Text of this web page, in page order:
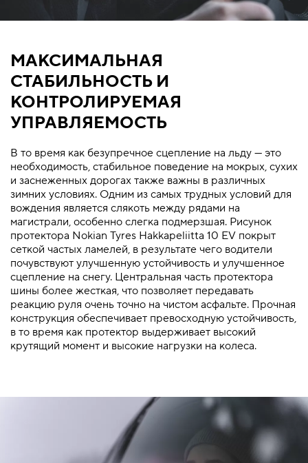
МАКСИМАЛЬНАЯ
СТАБИЛЬНОСТЬ И
КОНТРОЛИРУЕМАЯ
УПРАВЛЯЕМОСТЬ
В то время как безупречное сцепление на льду — это
необходимость, стабильное поведение на мокрых, сухих
и заснеженных дорогах также важны в различных
зимних условиях. Одним из самых трудных условий для
вождения является слякоть между рядами на
магистрали, особенно слегка подмерзшая. Рисунок
протектора Nokian Tyres Hakkapeliitta 10 EV покрыт
сеткой частых ламелей, в результате чего водители
почувствуют улучшенную устойчивость и улучшенное
сцепление на снегу. Центральная часть протектора
шины более жесткая, что позволяет передавать
реакцию руля очень точно на чистом асфальте. Прочная
конструкция обеспечивает превосходную устойчивость,
в то время как протектор выдерживает высокий
крутящий момент и высокие нагрузки на колеса.